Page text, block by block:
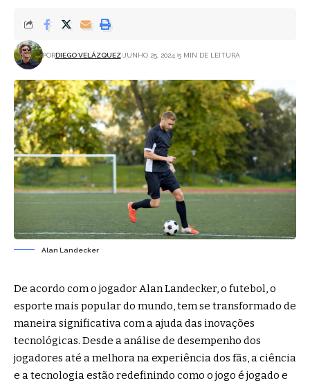
PORDIEGO VELÁZQUEZ JUNHO 25, 2024 5 MIN DE LEITURA
Alan Landecker
De acordo com o jogador Alan Landecker, o futebol, o
esporte mais popular do mundo, tem se transformado de
maneira significativa com a ajuda das inovações
tecnológicas. Desde a análise de desempenho dos
jogadores até a melhora na experiência dos fãs, a ciência
e a tecnologia estão redefinindo como o jogo é jogado e